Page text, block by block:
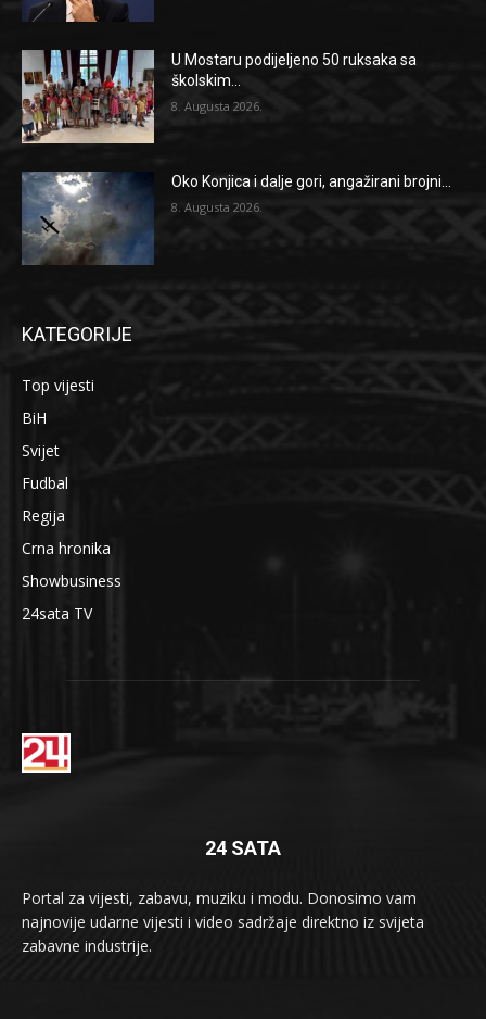
U Mostaru podijeljeno 50 ruksaka sa
školskim...
8. Augusta 2026.
Oko Konjica i dalje gori, angažirani brojni...
8. Augusta 2026.
KATEGORIJE
Top vijesti
BiH
Svijet
Fudbal
Regija
Crna hronika
Showbusiness
24sata TV
24 SATA
Portal za vijesti, zabavu, muziku i modu. Donosimo vam
najnovije udarne vijesti i video sadržaje direktno iz svijeta
zabavne industrije.